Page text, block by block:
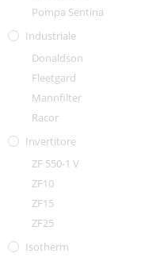
Pompa Sentina
Industriale
Donaldson
Fleetgard
Mannfilter
Racor
Invertitore
ZF 550-1 V
ZF10
ZF15
ZF25
Isotherm